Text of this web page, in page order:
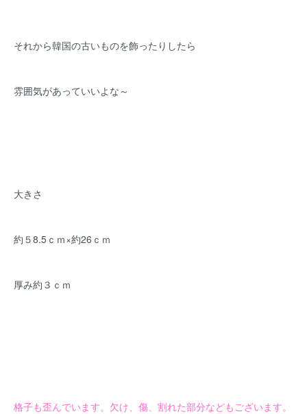
それから韓国の古いものを飾ったりしたら
雰囲気があっていいよな～
大きさ
約５8.5ｃｍ×約26ｃｍ
厚み約３ｃｍ
格子も歪んでいます。欠け、傷、割れた部分などもございます。